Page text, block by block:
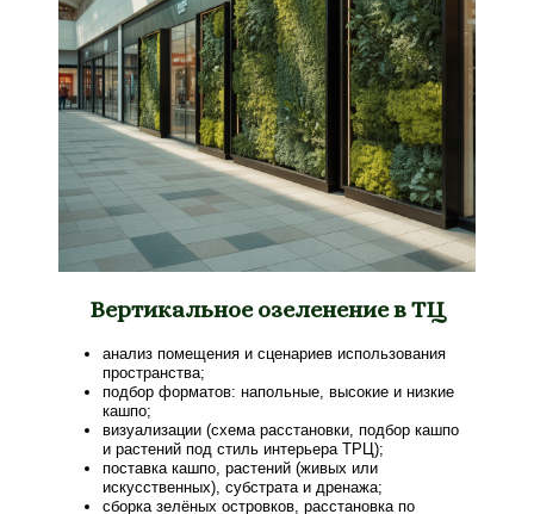
анализ помещения и сценариев использования
пространства;
подбор форматов: напольные, высокие и низкие
кашпо;
визуализации (схема расстановки, подбор кашпо
и растений под стиль интерьера ТРЦ);
поставка кашпо, растений (живых или
искусственных), субстрата и дренажа;
сборка зелёных островков, расстановка по
Вертикальное озеленение в ТЦ